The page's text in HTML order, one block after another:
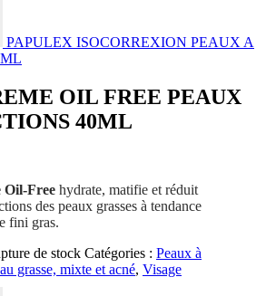
PAPULEX ISOCORREXION PEAUX A
OIL FREE PEAUX
40ML
Free hydrate, matifie et réduit
des peaux grasses à tendance
fini gras.
de stock Catégories : Peaux à
grasse, mixte et acné, Visage